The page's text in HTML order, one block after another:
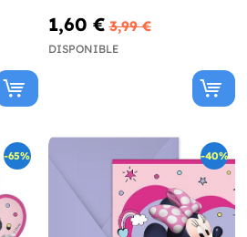
1,60 € 3,99 €
DISPONIBLE
-65% -40%